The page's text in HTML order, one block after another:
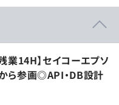
業14H】セイコーエプソ
ら参画◎API・DB設計